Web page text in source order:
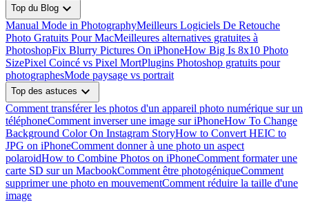
Top du Blog expand_more
Manual Mode in PhotographyMeilleurs Logiciels De Retouche
Photo Gratuits Pour MacMeilleures alternatives gratuites à
PhotoshopFix Blurry Pictures On iPhoneHow Big Is 8x10 Photo
SizePixel Coincé vs Pixel MortPlugins Photoshop gratuits pour
photographesMode paysage vs portrait
Top des astuces expand_more
Comment transférer les photos d'un appareil photo numérique sur un
téléphoneComment inverser une image sur iPhoneHow To Change
Background Color On Instagram StoryHow to Convert HEIC to
JPG on iPhoneComment donner à une photo un aspect
polaroidHow to Combine Photos on iPhoneComment formater une
carte SD sur un MacbookComment être photogéniqueComment
supprimer une photo en mouvementComment réduire la taille d'une
image